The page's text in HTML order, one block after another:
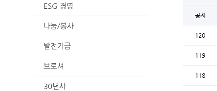
ESG 경영
나눔/봉사
발전기금
브로셔
30년사
공지
120
119
118